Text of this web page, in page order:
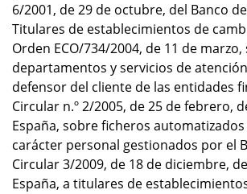
6/2001, de 29 de octubre, del Banco
Titulares de establecimientos de
Orden ECO/734/2004, de 11 de
departamentos y servicios de
defensor del cliente de las entidades
Circular n.º 2/2005, de 25 de febrero,
España, sobre ficheros
carácter personal gestionados por el
Circular 3/2009, de 18 de diciembre,
España, a titulares de